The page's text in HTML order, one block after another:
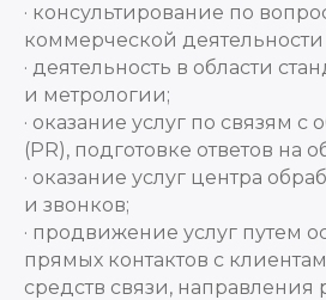
· консультирование по
коммерческой
· деятельность в области
и метрологии;
· оказание услуг по связям с
(PR), подготовке ответов на
· оказание услуг центра
и звонков;
· продвижение услуг путем
прямых контактов с
средств связи, направления